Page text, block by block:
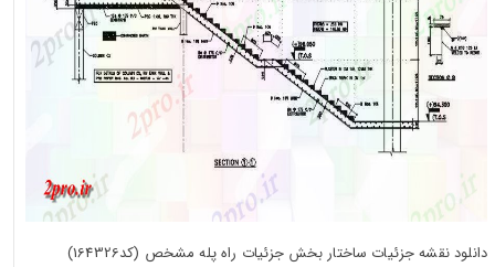
دانلود نقشه جزئیات ساختار بخش جزئیات راه پله مشخص (کد164326)